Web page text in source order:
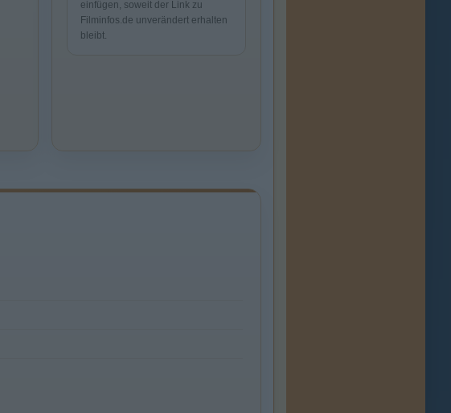
einfügen, soweit der Link zu
Filminfos.de unverändert erhalten
bleibt.